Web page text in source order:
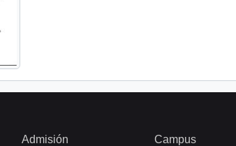
Admisión Campus